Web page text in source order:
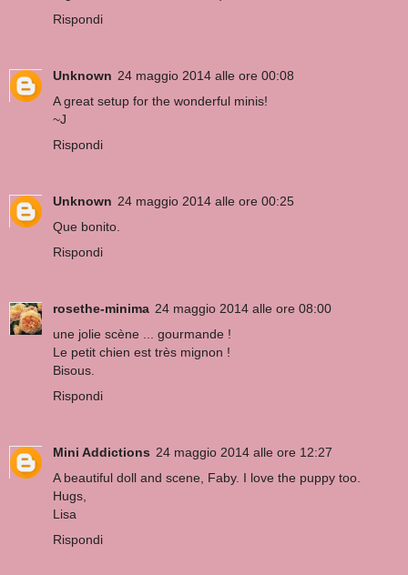
Rispondi
Unknown 24 maggio 2014 alle ore 00:08
A great setup for the wonderful minis!
~J
Rispondi
Unknown 24 maggio 2014 alle ore 00:25
Que bonito.
Rispondi
rosethe-minima 24 maggio 2014 alle ore 08:00
une jolie scène ... gourmande !
Le petit chien est très mignon !
Bisous.
Rispondi
Mini Addictions 24 maggio 2014 alle ore 12:27
A beautiful doll and scene, Faby. I love the puppy too.
Hugs,
Lisa
Rispondi